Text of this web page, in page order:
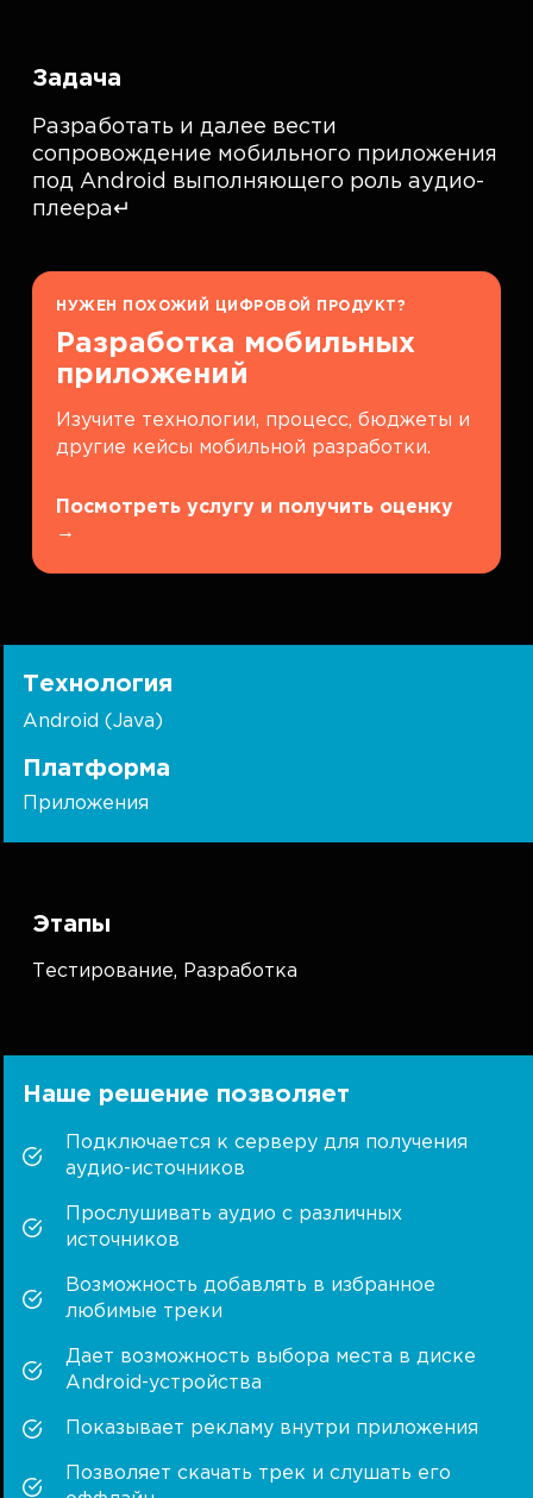
Задача
Разработать и далее вести
сопровождение мобильного приложения
под Android выполняющего роль аудио-
плеера↵
НУЖЕН ПОХОЖИЙ ЦИФРОВОЙ ПРОДУКТ?
Разработка мобильных
приложений
Изучите технологии, процесс, бюджеты и
другие кейсы мобильной разработки.
Посмотреть услугу и получить оценку
→
Технология
Android (Java)
Платформа
Приложения
Этапы
Тестирование, Разработка
Наше решение позволяет
Подключается к серверу для получения
аудио-источников
Прослушивать аудио с различных
источников
Возможность добавлять в избранное
любимые треки
Дает возможность выбора места в диске
Android-устройства
Показывает рекламу внутри приложения
Позволяет скачать трек и слушать его